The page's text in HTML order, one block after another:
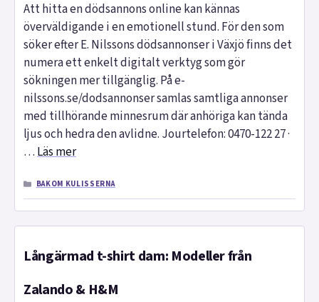
Att hitta en dödsannons online kan kännas
överväldigande i en emotionell stund. För den som
söker efter E. Nilssons dödsannonser i Växjö finns det
numera ett enkelt digitalt verktyg som gör
sökningen mer tillgänglig. På e-
nilssons.se/dodsannonser samlas samtliga annonser
med tillhörande minnesrum där anhöriga kan tända
ljus och hedra den avlidne. Jourtelefon: 0470-122 27 ·
…Läs mer
KATEGORIER
BAKOM KULISSERNA
Långärmad t-shirt dam: Modeller från
Zalando & H&M